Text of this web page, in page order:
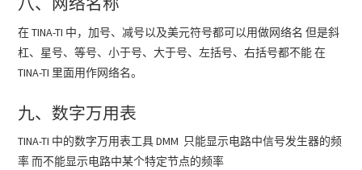
八、网络名称
在 TINA-TI 中，加号、减号以及美元符号都可以用做网络名 但是斜
杠、星号、等号、小于号、大于号、左括号、右括号都不能 在
TINA-TI 里面用作网络名。
九、数字万用表
TINA-TI 中的数字万用表工具 DMM 只能显示电路中信号发生器的频
率 而不能显示电路中某个特定节点的频率